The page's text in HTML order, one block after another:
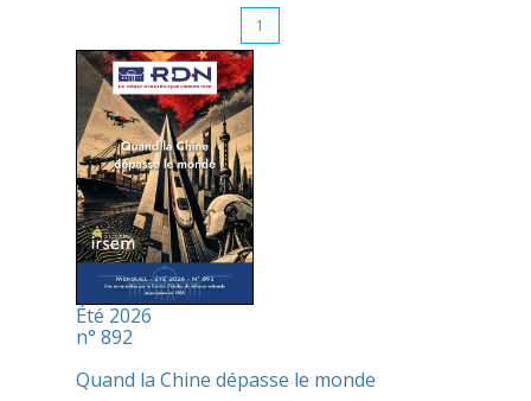
1
Été 2026
n° 892
Quand la Chine dépasse le monde